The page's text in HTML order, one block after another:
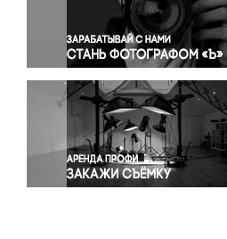
Правосудие
Происшествия и конфликты
Религия
Светская жизнь
Спорт
Экология
Экономика и бизнес